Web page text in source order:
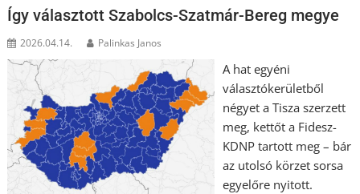
Így választott Szabolcs-Szatmár-Bereg megye
2026.04.14. Palinkas Janos
A hat egyéni
választókerületből
négyet a Tisza szerzett
meg, kettőt a Fidesz-
KDNP tartott meg – bár
az utolsó körzet sorsa
egyelőre nyitott.